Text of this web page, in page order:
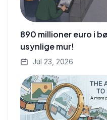
890 millioner euro i
usynlige mur!
Jul 23, 2026